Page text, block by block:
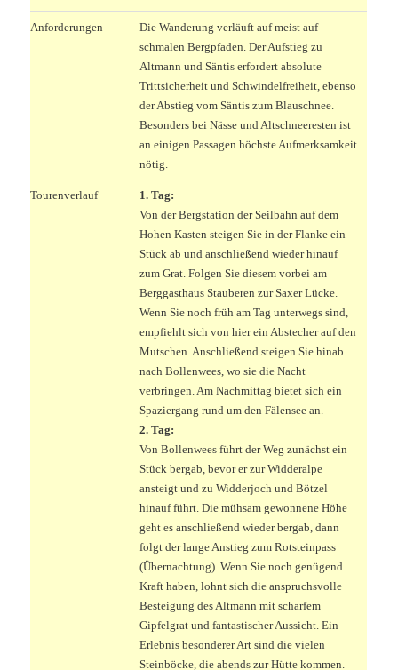
Anforderungen
Die Wanderung verläuft auf meist auf
schmalen Bergpfaden. Der Aufstieg zu
Altmann und Säntis erfordert absolute
Trittsicherheit und Schwindelfreiheit, ebenso
der Abstieg vom Säntis zum Blauschnee.
Besonders bei Nässe und Altschneeresten ist
an einigen Passagen höchste Aufmerksamkeit
nötig.
Tourenverlauf
1. Tag:
Von der Bergstation der Seilbahn auf dem
Hohen Kasten steigen Sie in der Flanke ein
Stück ab und anschließend wieder hinauf
zum Grat. Folgen Sie diesem vorbei am
Berggasthaus Stauberen zur Saxer Lücke.
Wenn Sie noch früh am Tag unterwegs sind,
empfiehlt sich von hier ein Abstecher auf den
Mutschen. Anschließend steigen Sie hinab
nach Bollenwees, wo sie die Nacht
verbringen. Am Nachmittag bietet sich ein
Spaziergang rund um den Fälensee an.
2. Tag:
Von Bollenwees führt der Weg zunächst ein
Stück bergab, bevor er zur Widderalpe
ansteigt und zu Widderjoch und Bötzel
hinauf führt. Die mühsam gewonnene Höhe
geht es anschließend wieder bergab, dann
folgt der lange Anstieg zum Rotsteinpass
(Übernachtung). Wenn Sie noch genügend
Kraft haben, lohnt sich die anspruchsvolle
Besteigung des Altmann mit scharfem
Gipfelgrat und fantastischer Aussicht. Ein
Erlebnis besonderer Art sind die vielen
Steinböcke, die abends zur Hütte kommen.